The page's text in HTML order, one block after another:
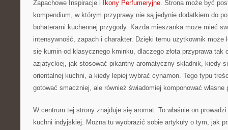
Zapachowe Inspiracje i
Ikony Perfumeryjne. Strona może być
kompendium, w którym przyprawy nie są jedynie dodatkiem do
bohaterami kuchennej przygody. Każda mieszanka może mieć
intensywność, zapach i charakter. Dzięki temu użytkownik może
się kumin od klasycznego kminku, dlaczego złota przyprawa tak
azjatyckiej, jak stosować pikantny aromatyczny składnik, kiedy
orientalnej kuchni, a kiedy lepiej wybrać cynamon. Tego typu
gotować smaczniej, ale również świadomiej komponować własne
W centrum tej strony znajduje się aromat. To właśnie on
kuchni indyjskiej. Można tu wyobrazić sobie artykuły o tym, jak